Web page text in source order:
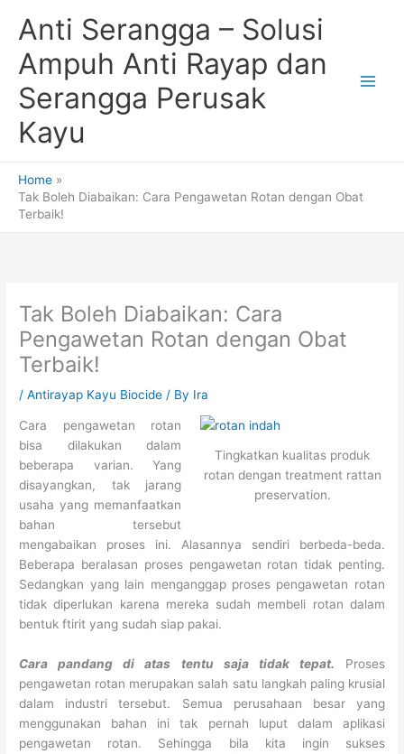
Anti Serangga – Solusi
Ampuh Anti Rayap dan
Serangga Perusak
Kayu
Home
Tak Boleh Diabaikan: Cara Pengawetan Rotan dengan Obat
Terbaik!
Tak Boleh Diabaikan: Cara
Pengawetan Rotan dengan Obat
Terbaik!
/Antirayap Kayu Biocide / By Ira
Tingkatkan kualitas produk
rotan dengan treatment rattan
preservation.
Cara pengawetan rotan
bisa dilakukan dalam
beberapa varian. Yang
disayangkan, tak jarang
usaha yang memanfaatkan
bahan tersebut
mengabaikan proses ini. Alasannya sendiri berbeda-beda.
Beberapa beralasan proses pengawetan rotan tidak penting.
Sedangkan yang lain menganggap proses pengawetan rotan
tidak diperlukan karena mereka sudah membeli rotan dalam
bentuk ftirit yang sudah siap pakai.
Cara pandang di atas tentu saja tidak tepat. Proses
pengawetan rotan merupakan salah satu langkah paling krusial
dalam industri tersebut. Semua perusahaan besar yang
menggunakan bahan ini tak pernah luput dalam aplikasi
pengawetan rotan. Sehingga bila kita ingin sukses